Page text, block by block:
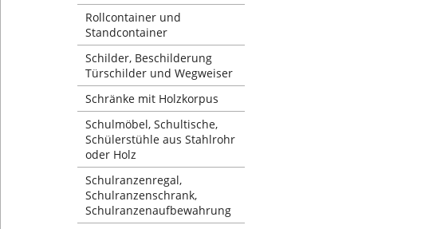
Rollcontainer und
Standcontainer
Schilder, Beschilderung
Türschilder und Wegweiser
Schränke mit Holzkorpus
Schulmöbel, Schultische,
Schülerstühle aus Stahlrohr
oder Holz
Schulranzenregal,
Schulranzenschrank,
Schulranzenaufbewahrung